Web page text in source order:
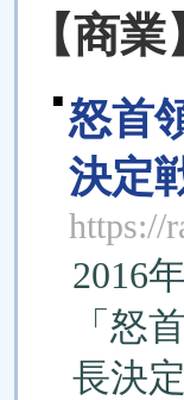
【商業
■ 怒首
決定
https://
2016
「怒
長決